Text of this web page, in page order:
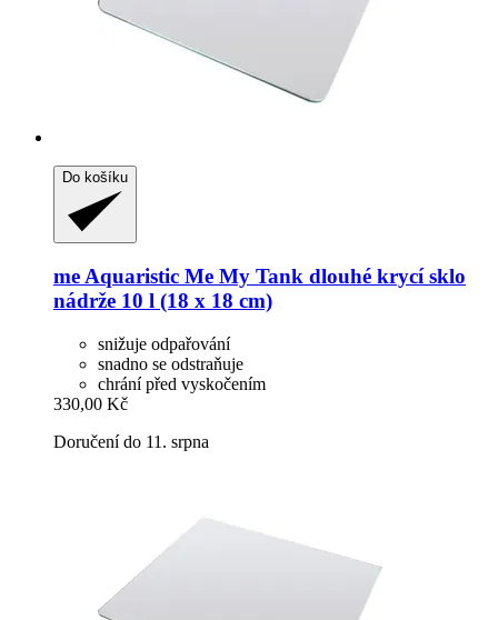
Do košíku
me Aquaristic Me My Tank dlouhé krycí sklo
nádrže 10 l (18 x 18 cm)
snižuje odpařování
snadno se odstraňuje
chrání před vyskočením
330,00 Kč
Doručení do 11. srpna